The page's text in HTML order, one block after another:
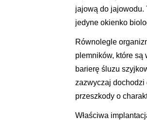
jajową do jajowodu.
jedyne okienko
Równolegle
plemników, które są
barierę śluzu
zazwyczaj dochodzi
przeszkody o
Właściwa